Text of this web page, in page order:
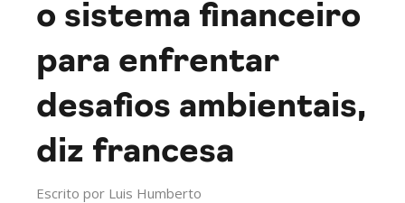
o sistema financeiro
para enfrentar
desafios ambientais,
diz francesa
Escrito por Luis Humberto